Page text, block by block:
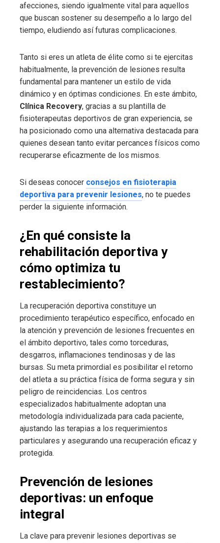
afecciones, siendo igualmente vital para aquellos
que buscan sostener su desempeño a lo largo del
tiempo, eludiendo así futuras complicaciones.
Tanto si eres un atleta de élite como si te ejercitas
habitualmente, la prevención de lesiones resulta
fundamental para mantener un estilo de vida
dinámico y en óptimas condiciones. En este ámbito,
Clínica Recovery, gracias a su plantilla de
fisioterapeutas deportivos de gran experiencia, se
ha posicionado como una alternativa destacada para
quienes desean tanto evitar percances físicos como
recuperarse eficazmente de los mismos.
Si deseas conocer consejos en fisioterapia
deportiva para prevenir lesiones, no te puedes
perder la siguiente información.
¿En qué consiste la
rehabilitación deportiva y
cómo optimiza tu
restablecimiento?
La recuperación deportiva constituye un
procedimiento terapéutico específico, enfocado en
la atención y prevención de lesiones frecuentes en
el ámbito deportivo, tales como torceduras,
desgarros, inflamaciones tendinosas y de las
bursas. Su meta primordial es posibilitar el retorno
del atleta a su práctica física de forma segura y sin
peligro de reincidencias. Los centros
especializados habitualmente adoptan una
metodología individualizada para cada paciente,
ajustando las terapias a los requerimientos
particulares y asegurando una recuperación eficaz y
protegida.
Prevención de lesiones
deportivas: un enfoque
integral
La clave para prevenir lesiones deportivas se